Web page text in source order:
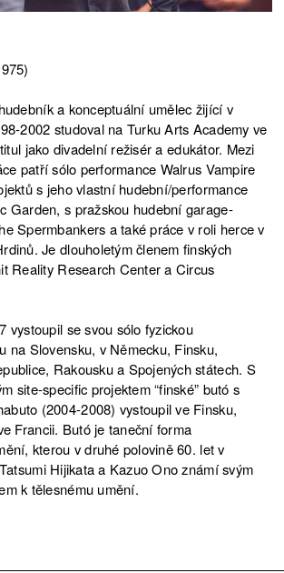
a konceptuální umělec žijící v
2002 studoval na Turku Arts Academy ve
jako divadelní režisér a edukátor. Mezi
patří sólo performance Walrus Vampire
s jeho vlastní hudební/performance
Garden, s pražskou hudební garage-
Spermbankers a také práce v roli herce v
Je dlouholetým členem finských
Reality Research Center a Circus
vystoupil se svou sólo fyzickou
na Slovensku, v Německu, Finsku,
Rakousku a Spojených státech. S
site-specific projektem “finské” butó s
(2004-2008) vystoupil ve Finsku,
Francii. Butó je taneční forma
kterou v druhé polovině 60. let v
Hijikata a Kazuo Ono známí svým
k tělesnému umění.